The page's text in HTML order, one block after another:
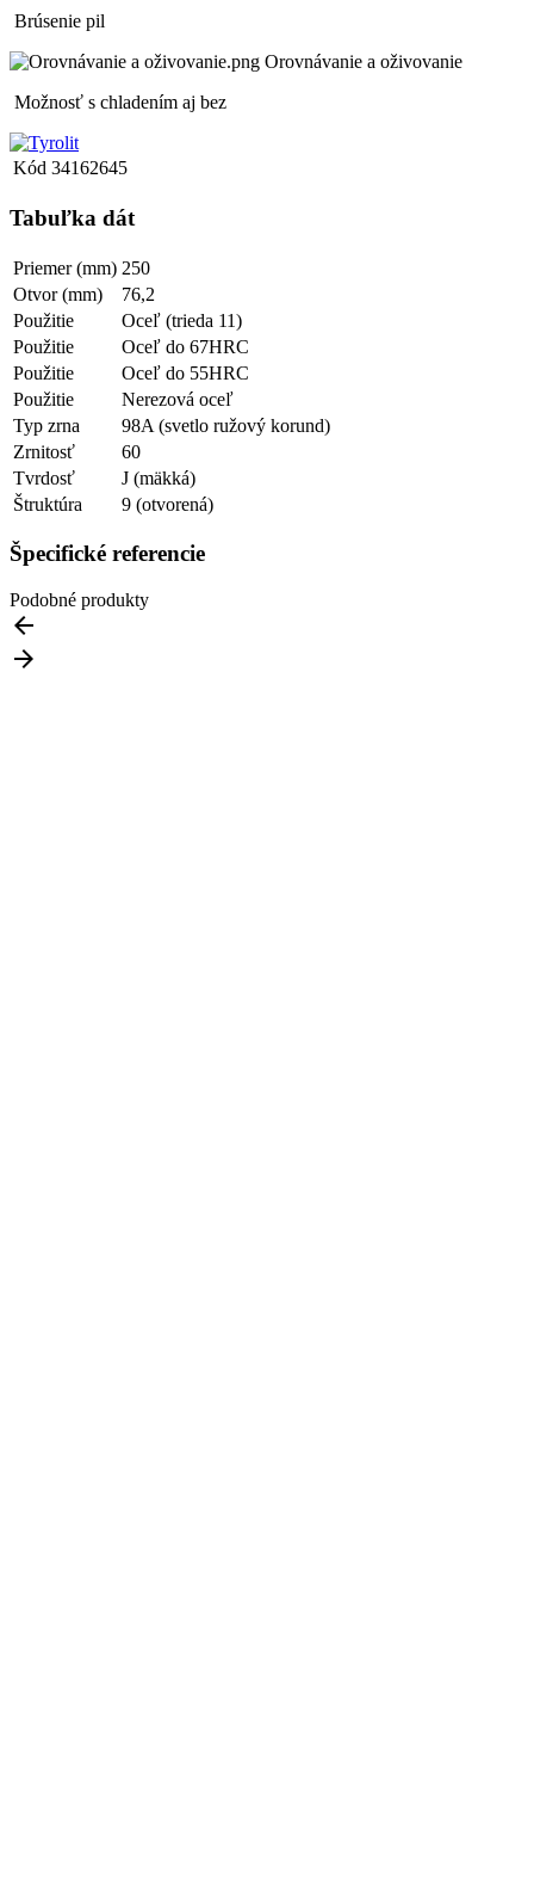
Brúsenie pil
Orovnávanie a oživovanie
Možnosť s chladením aj bez
Kód 34162645
Tabuľka dát
Priemer (mm) 250
Otvor (mm)
76,2
Použitie
Oceľ (trieda 11)
Použitie
Oceľ do 67HRC
Použitie
Oceľ do 55HRC
Použitie
Nerezová oceľ
Typ zrna
98A (svetlo ružový korund)
Zrnitosť
60
Tvrdosť
J (mäkká)
Štruktúra
9 (otvorená)
Špecifické referencie
Podobné produkty

